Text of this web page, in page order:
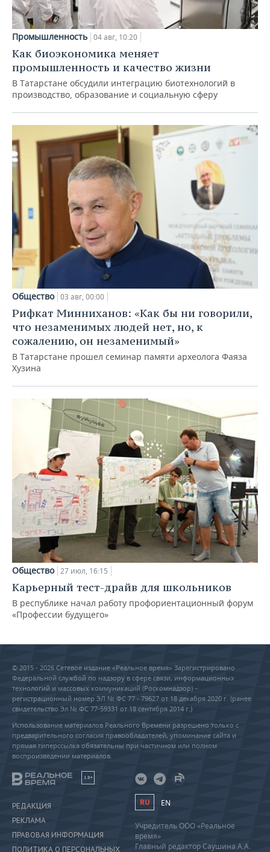
Промышленность 04 авг, 10:20
Как биоэкономика меняет
промышленность и качество жизни
В Татарстане обсудили интеграцию биотехнологий в
производство, образование и социальную сферу
Общество 03 авг, 00:00
Рифкат Минниханов: «Как бы ни говорили,
что незаменимых людей нет, но, к
сожалению, он незаменимый»
В Татарстане прошел семинар памяти археолога Фаяза
Хузина
Общество 27 июл, 16:15
Карьерный тест-драйв для школьников
В республике начал работу профориентационный форум
«Профессии будущего»
© 2015 - 2026 Сетевое издание «Реальное время» Зарегистрировано
Федеральной службой по надзору в сфере связи, информационных
технологий и массовых коммуникаций (Роскомнадзор) –
регистрационный номер ЭЛ № ФС 77 - 79627 от 18 декабря 2020 г. (ранее
свидетельство Эл № ФС 77-59331 от 18 сентября 2014 г.)
Использование материалов Реального Времени разрешено только с
предварительного согласия правообладателей, упоминание сайта и
прямая гиперссылка обязательны при частичном или полном
воспроизведении материалов.
18+
РЕДАКЦИЯ
РЕКЛАМА
ПРАВОВАЯ ИНФОРМАЦИЯ
ПОЛИТИКА О ПЕРСОНАЛЬНЫХ
RU EN
Учредитель ООО «Реальное
время»
Главный редактор Саушина А.А.